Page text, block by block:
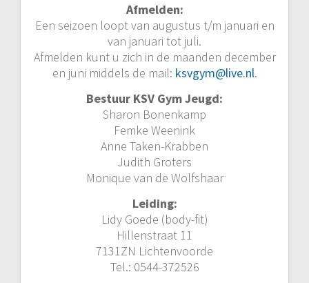
Afmelden:
Een seizoen loopt van augustus t/m januari en
van januari tot juli.
Afmelden kunt u zich in de maanden december
en juni middels de mail: ksvgym@live.nl.
Bestuur KSV Gym Jeugd:
Sharon Bonenkamp
Femke Weenink
Anne Taken-Krabben
Judith Groters
Monique van de Wolfshaar
Leiding:
Lidy Goede (body-fit)
Hillenstraat 11
7131ZN Lichtenvoorde
Tel.: 0544-372526